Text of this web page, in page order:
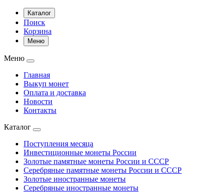
Каталог
Поиск
Корзина
Меню
Меню
Главная
Выкуп монет
Оплата и доставка
Новости
Контакты
Каталог
Поступления месяца
Инвестиционные монеты России
Золотые памятные монеты России и СССР
Серебряные памятные монеты России и СССР
Золотые иностранные монеты
Серебряные иностранные монеты